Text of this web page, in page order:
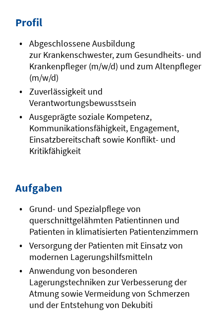
Profil
Abgeschlossene Ausbildung
zur Krankenschwester, zum Gesundheits- und
Krankenpfleger (m/w/d) und zum Altenpfleger
(m/w/d)
Zuverlässigkeit und
Verantwortungsbewusstsein
Ausgeprägte soziale Kompetenz,
Kommunikationsfähigkeit, Engagement,
Einsatzbereitschaft sowie Konflikt- und
Kritikfähigkeit
Aufgaben
Grund- und Spezialpflege von
querschnittgelähmten Patientinnen und
Patienten in klimatisierten Patientenzimmern
Versorgung der Patienten mit Einsatz von
modernen Lagerungshilfsmitteln
Anwendung von besonderen
Lagerungstechniken zur Verbesserung der
Atmung sowie Vermeidung von Schmerzen
und der Entstehung von Dekubiti